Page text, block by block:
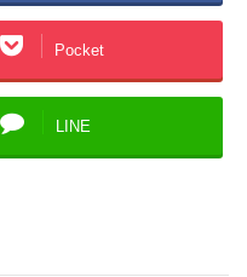
Pocket
LINE